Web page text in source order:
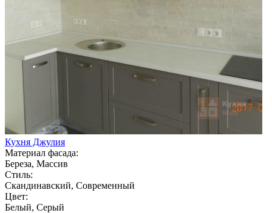
Кухня Джулия
Материал фасада:
Береза, Массив
Стиль:
Скандинавский, Современный
Цвет:
Белый, Серый